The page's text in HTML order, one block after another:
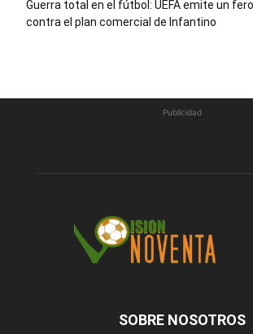
Guerra total en el fútbol: UEFA emite un
contra el plan comercial de Infantino
Publicidad
SOBRE NOSOTROS